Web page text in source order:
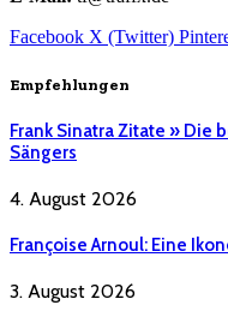
Facebook X (Twitter)
Empfehlungen
Frank Sinatra Zitate » Die
Sängers
4. August 2026
Françoise Arnoul: Eine
3. August 2026